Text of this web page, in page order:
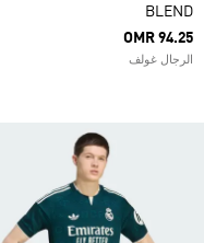
BLEND
OMR 94.25
الرجال غولف